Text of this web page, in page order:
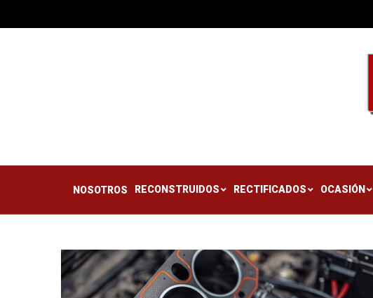
NOSOTROS RECONSTRUIDOS RECTIFICADOS OCASIÓN
NOSOTROS RECONSTRUIDOS RECTIFICADOS